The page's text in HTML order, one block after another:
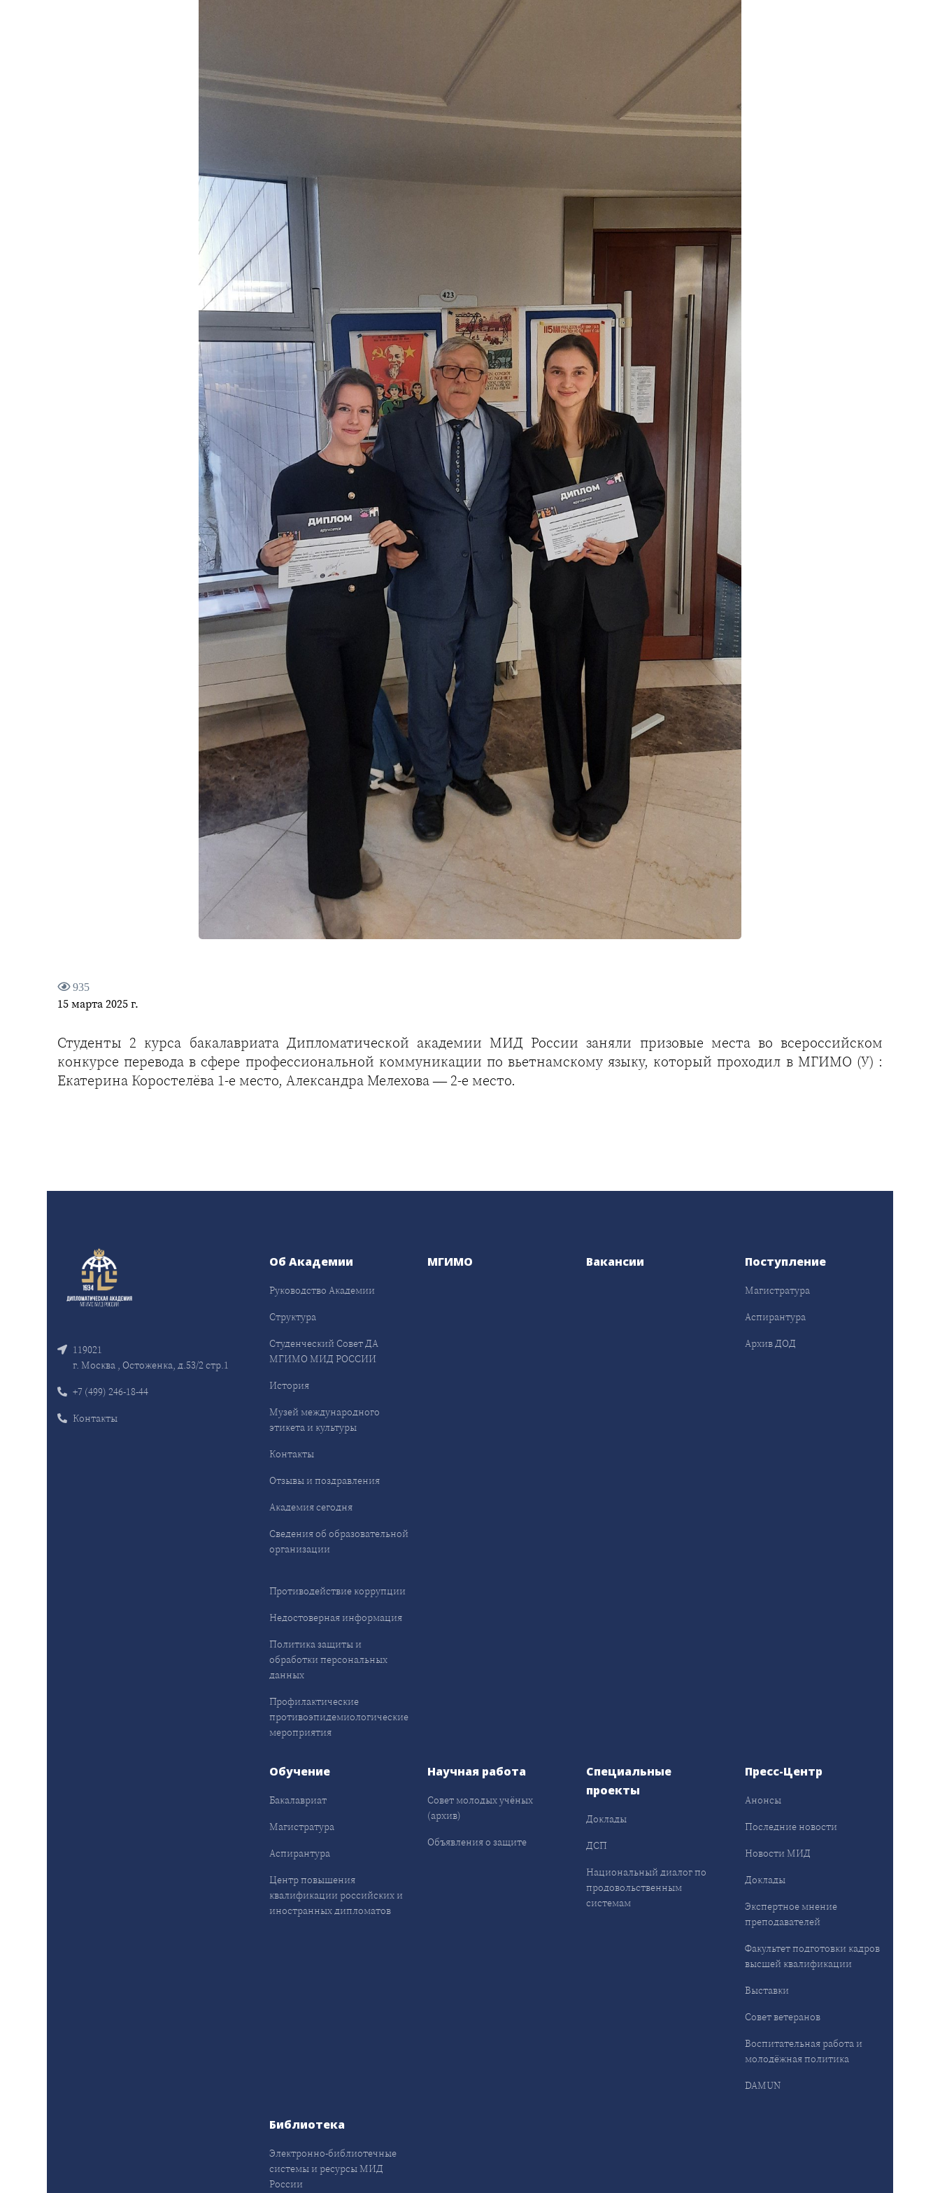
935
15 марта 2025 г.
Студенты 2 курса бакалавриата Дипломатической академии МИД России заняли призовые места во всероссийском
конкурсе перевода в сфере профессиональной коммуникации по вьетнамскому языку, который проходил в МГИМО (У) :
Екатерина Коростелёва 1-е место, Александра Мелехова — 2-е место.
119021
г. Москва , Остоженка, д.53/2 стр.1
+7 (499) 246-18-44
Контакты
Об Академии
Руководство Академии
Структура
Студенческий Совет ДА
МГИМО МИД РОССИИ
История
Музей международного
этикета и культуры
Контакты
Отзывы и поздравления
Академия сегодня
Сведения об образовательной
организации
Противодействие коррупции
Недостоверная информация
Политика защиты и
обработки персональных
данных
Профилактические
противоэпидемиологические
мероприятия
МГИМО Вакансии Поступление
Магистратура
Аспирантура
Архив ДОД
Обучение
Бакалавриат
Магистратура
Аспирантура
Центр повышения
квалификации российских и
иностранных дипломатов
Научная работа
Совет молодых учёных
(архив)
Объявления о защите
Специальные
проекты
Доклады
ДСП
Национальный диалог по
продовольственным
системам
Пресс-Центр
Анонсы
Последние новости
Новости МИД
Доклады
Экспертное мнение
преподавателей
Факультет подготовки кадров
высшей квалификации
Выставки
Совет ветеранов
Воспитательная работа и
молодёжная политика
DAMUN
Библиотека
Электронно-библиотечные
системы и ресурсы МИД
России